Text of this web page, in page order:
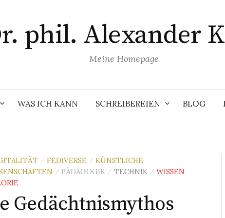
phil. Alexander
Meine Homepage
WAS ICH KANN SCHREIBEREIEN BLOG
/ FEDIVERSE / KÜNSTLICHE
/ PÄDAGOGIK / TECHNIK / WISSEN
Gedächtnismythos